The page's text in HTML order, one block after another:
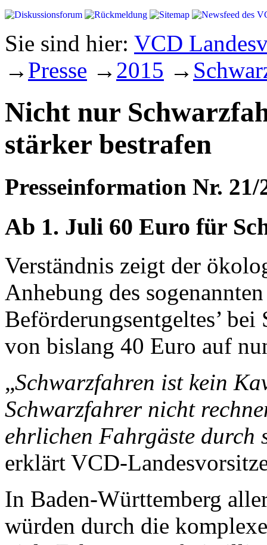
Sie sind hier: VCD
→ Presse → 2015 →
Nicht nur
stärker bestrafen
Presseinformation Nr.
Ab 1. Juli 60 Euro für
Verständnis zeigt der
Anhebung des
Beförderungsentgeltes’
von bislang 40 Euro auf
„Schwarzfahren ist kein
Schwarzfahrer nicht
ehrlichen Fahrgäste durch
er­klärt VCD-
In Baden-Württemberg
würden durch die